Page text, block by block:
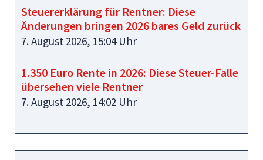
Steuererklärung für Rentner: Diese
Änderungen bringen 2026 bares Geld zurück
7. August 2026, 15:04 Uhr
1.350 Euro Rente in 2026: Diese Steuer-Falle
übersehen viele Rentner
7. August 2026, 14:02 Uhr